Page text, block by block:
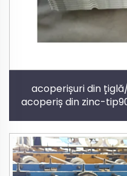
acoperișuri din
acoperiș din zinc-